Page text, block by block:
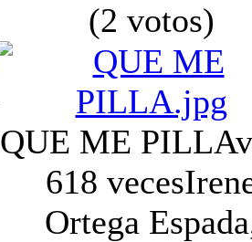
(2 votos)
QUE ME PILLA
618 veces
Ortega